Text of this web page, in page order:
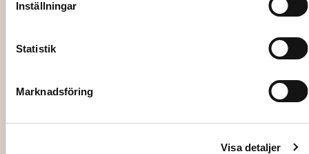
Inställningar
Statistik
Marknadsföring
Visa detaljer